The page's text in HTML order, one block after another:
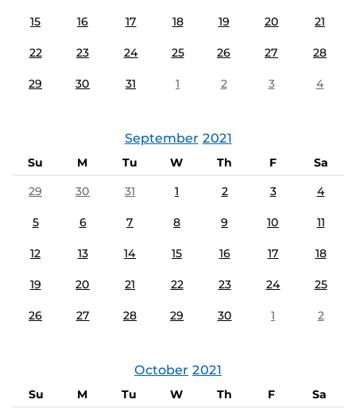
15 16 17 18 19 20 21
22 23 24 25 26 27 28
29 30 31 1 2 3 4
September 2021
Su M Tu W Th F
Sa
29
30 31 1 2 3 4
5 6 7 8 9 10 11
12 13 14 15 16 17 18
19 20 21 22 23 24 25
26 27 28 29 30 1 2
October 2021
Su M Tu W Th F
Sa